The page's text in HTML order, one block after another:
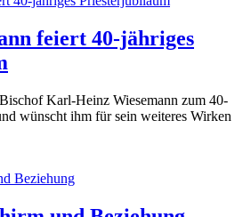
feiert 40-jähriges
Karl-Heinz Wiesemann zum 40-
wünscht ihm für sein weiteres Wirken